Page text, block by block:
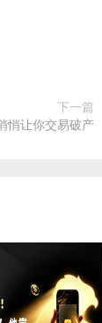
下一篇
悄让你交易破产